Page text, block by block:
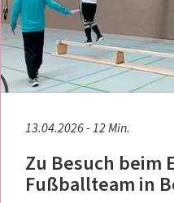
13.04.2026 - 12 Min.
Zu Besuch beim
Fußballteam in